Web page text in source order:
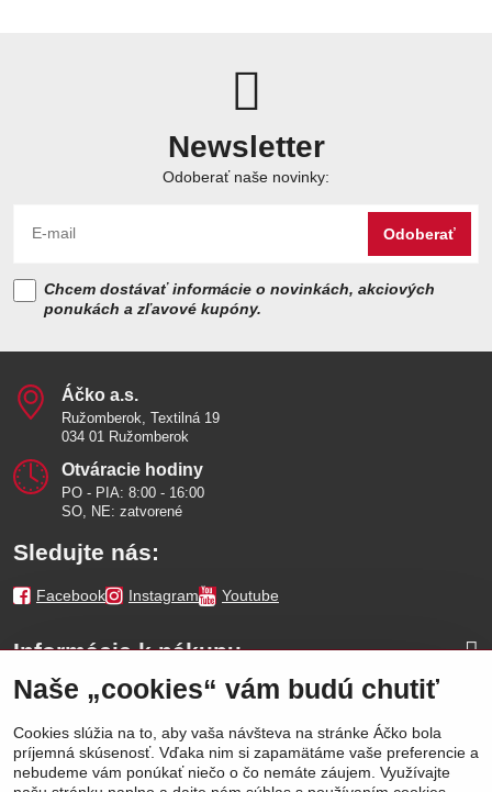
Newsletter
Odoberať naše novinky:
Odoberať
Chcem dostávať informácie o novinkách, akciových
ponukách a zľavové kupóny.
Áčko a​.s​.
Ružomberok, Textilná 19
034 01 Ružomberok
Otváracie hodiny
PO - PIA: 8:00 - 16:00
SO, NE: zatvorené
Sledujte nás:
Facebook Instagram Youtube
Informácie k nákupu
Naše značky
Výhody
Naše „cookies“ vám budú chutiť
Cookies slúžia na to, aby vaša návšteva na stránke Áčko bola
príjemná skúsenosť. Vďaka nim si zapamätáme vaše preferencie a
nebudeme vám ponúkať niečo o čo nemáte záujem. Využívajte